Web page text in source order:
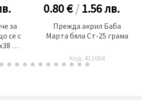
за
се с
мм
0.80 €/1.56лв.
Прежда акрил Баба
Марта бяла Ст-25 грама
Код: 411064